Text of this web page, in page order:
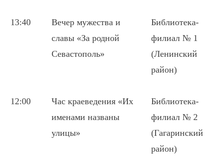
13:40
Вечер мужества и
славы «За родной
Севастополь»
Библиотека-
филиал № 1
(Ленинский
район)
12:00
Час краеведения «Их
именами названы
улицы»
Библиотека-
филиал № 2
(Гагаринский
район)